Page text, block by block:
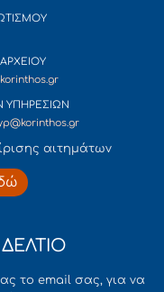
ΥΠΗΡΕΣΙΩΝ
αιτημάτων
το email σας, για να